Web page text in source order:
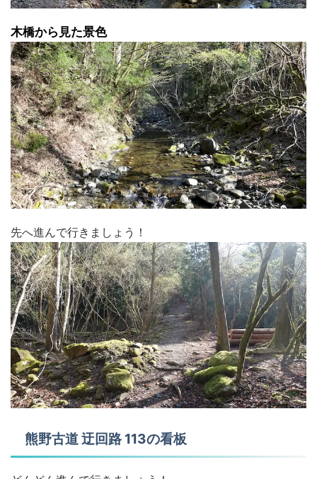
木橋から見た景色
先へ進んで行きましょう！
熊野古道 迂回路 113の看板